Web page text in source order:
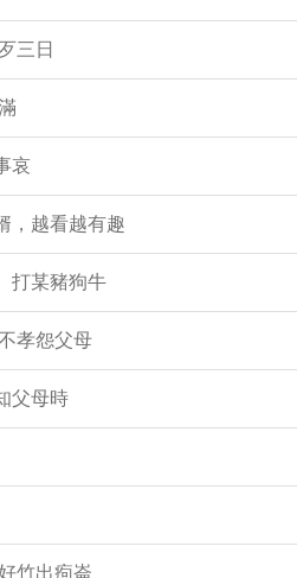
三日
哀
，越看越有趣
打某豬狗牛
孝怨父母
父母時
竹出痀崙